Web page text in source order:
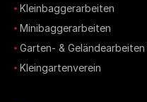
Kleinbaggerarbeiten
Minibaggerarbeiten
Garten- & Geländearbeiten
Kleingartenverein